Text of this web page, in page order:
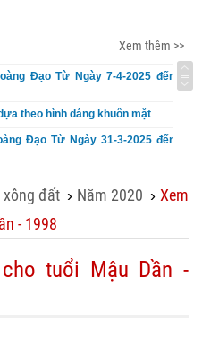
Xem thêm >>
Đạo Từ Ngày 7-4-2025 đến
theo hình dáng khuôn mặt
Đạo Từ Ngày 31-3-2025 đến
xông đất › Năm 2020 ›Xem
- 1998
tuổi Mậu Dần -